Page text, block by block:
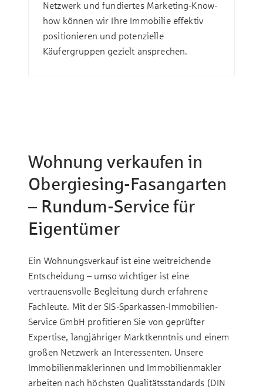
Netzwerk und fundiertes Marketing-Know-
how können wir Ihre Immobilie effektiv
positionieren und potenzielle
Käufergruppen gezielt ansprechen.
Wohnung verkaufen in
Obergiesing-Fasangarten
– Rundum-Service für
Eigentümer
Ein Wohnungsverkauf ist eine weitreichende
Entscheidung – umso wichtiger ist eine
vertrauensvolle Begleitung durch erfahrene
Fachleute. Mit der SIS-Sparkassen-Immobilien-
Service GmbH profitieren Sie von geprüfter
Expertise, langjähriger Marktkenntnis und einem
großen Netzwerk an Interessenten. Unsere
Immobilienmaklerinnen und Immobilienmakler
arbeiten nach höchsten Qualitätsstandards (DIN